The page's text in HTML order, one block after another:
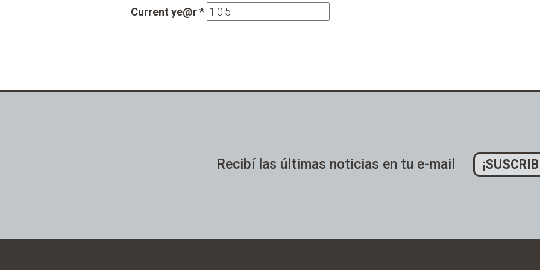
Current ye@r*
Recibí las últimas noticias en tu e-mail